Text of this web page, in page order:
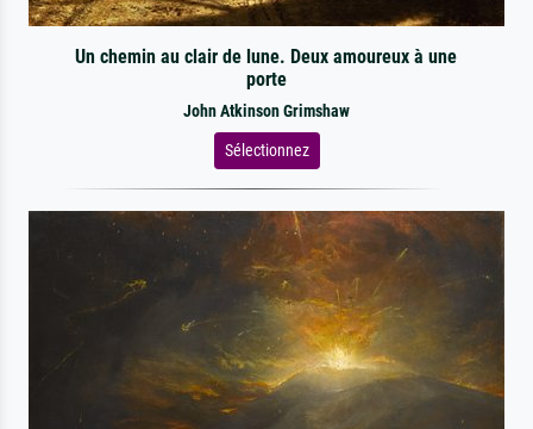
Un chemin au clair de lune. Deux amoureux à une
porte
John Atkinson Grimshaw
Sélectionnez